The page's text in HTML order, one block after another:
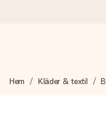
Vi skapar din gåva
Hem Kläder & textil